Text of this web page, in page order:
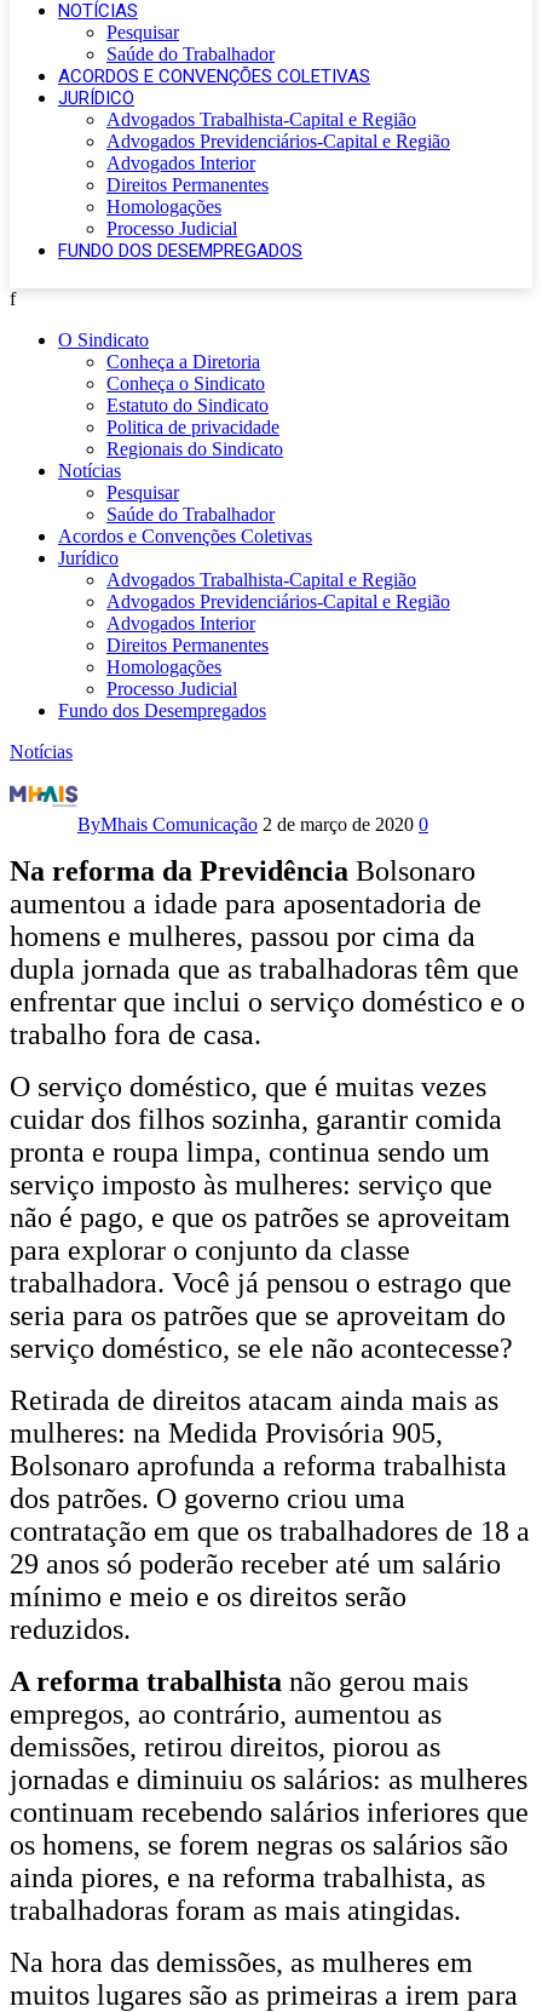
NOTÍCIAS
Pesquisar
Saúde do Trabalhador
ACORDOS E CONVENÇÕES COLETIVAS
JURÍDICO
Advogados Trabalhista-Capital e Região
Advogados Previdenciários-Capital e Região
Advogados Interior
Direitos Permanentes
Homologações
Processo Judicial
FUNDO DOS DESEMPREGADOS
f
O Sindicato
Conheça a Diretoria
Conheça o Sindicato
Estatuto do Sindicato
Politica de privacidade
Regionais do Sindicato
Notícias
Pesquisar
Saúde do Trabalhador
Acordos e Convenções Coletivas
Jurídico
Advogados Trabalhista-Capital e Região
Advogados Previdenciários-Capital e Região
Advogados Interior
Direitos Permanentes
Homologações
Processo Judicial
Fundo dos Desempregados
Notícias
O
Internacional
da
Mulher
é
um
marco
para
consciência
de
classe
e
de
luta
pela
igualdade
de
gênero
ByMhais Comunicação 2 de março de 2020 0
Na reforma da Previdência Bolsonaro
aumentou a idade para aposentadoria de
homens e mulheres, passou por cima da
dupla jornada que as trabalhadoras têm que
enfrentar que inclui o serviço doméstico e o
trabalho fora de casa.
O serviço doméstico, que é muitas vezes
cuidar dos filhos sozinha, garantir comida
pronta e roupa limpa, continua sendo um
serviço imposto às mulheres: serviço que
não é pago, e que os patrões se aproveitam
para explorar o conjunto da classe
trabalhadora. Você já pensou o estrago que
seria para os patrões que se aproveitam do
serviço doméstico, se ele não acontecesse?
Retirada de direitos atacam ainda mais as
mulheres: na Medida Provisória 905,
Bolsonaro aprofunda a reforma trabalhista
dos patrões. O governo criou uma
contratação em que os trabalhadores de 18 a
29 anos só poderão receber até um salário
mínimo e meio e os direitos serão
reduzidos.
A reforma trabalhista não gerou mais
empregos, ao contrário, aumentou as
demissões, retirou direitos, piorou as
jornadas e diminuiu os salários: as mulheres
continuam recebendo salários inferiores que
os homens, se forem negras os salários são
ainda piores, e na reforma trabalhista, as
trabalhadoras foram as mais atingidas.
Na hora das demissões, as mulheres em
muitos lugares são as primeiras a irem para